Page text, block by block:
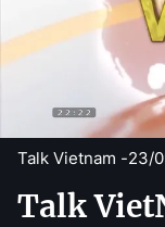
Talk Vietnam -23/
Talk